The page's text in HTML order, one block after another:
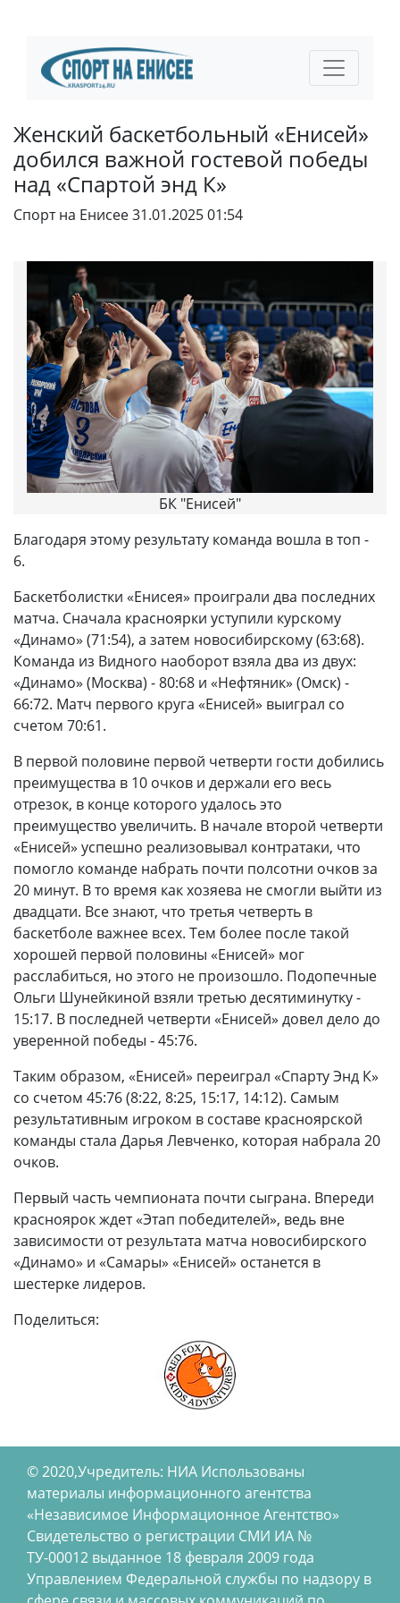
Женский баскетбольный «Енисей»
добился важной гостевой победы
над «Спартой энд К»
Спорт на Енисее31.01.2025 01:54
БК "Енисей"
Благодаря этому результату команда вошла в топ -
6.
Баскетболистки «Енисея» проиграли два последних
матча. Сначала красноярки уступили курскому
«Динамо» (71:54), а затем новосибирскому (63:68).
Команда из Видного наоборот взяла два из двух:
«Динамо» (Москва) - 80:68 и «Нефтяник» (Омск) -
66:72. Матч первого круга «Енисей» выиграл со
счетом 70:61.
В первой половине первой четверти гости добились
преимущества в 10 очков и держали его весь
отрезок, в конце которого удалось это
преимущество увеличить. В начале второй четверти
«Енисей» успешно реализовывал контратаки, что
помогло команде набрать почти полсотни очков за
20 минут. В то время как хозяева не смогли выйти из
двадцати. Все знают, что третья четверть в
баскетболе важнее всех. Тем более после такой
хорошей первой половины «Енисей» мог
расслабиться, но этого не произошло. Подопечные
Ольги Шунейкиной взяли третью десятиминутку -
15:17. В последней четверти «Енисей» довел дело до
уверенной победы - 45:76.
Таким образом, «Енисей» переиграл «Спарту Энд К»
со счетом 45:76 (8:22, 8:25, 15:17, 14:12). Самым
результативным игроком в составе красноярской
команды стала Дарья Левченко, которая набрала 20
очков.
Первый часть чемпионата почти сыграна. Впереди
красноярок ждет «Этап победителей», ведь вне
зависимости от результата матча новосибирского
«Динамо» и «Самары» «Енисей» останется в
шестерке лидеров.
Поделиться:
© 2020,Учредитель: НИА Использованы
материалы информационного агентства
«Независимое Информационное Агентство»
Свидетельство о регистрации СМИ ИА №
ТУ-00012 выданное 18 февраля 2009 года
Управлением Федеральной службы по надзору в